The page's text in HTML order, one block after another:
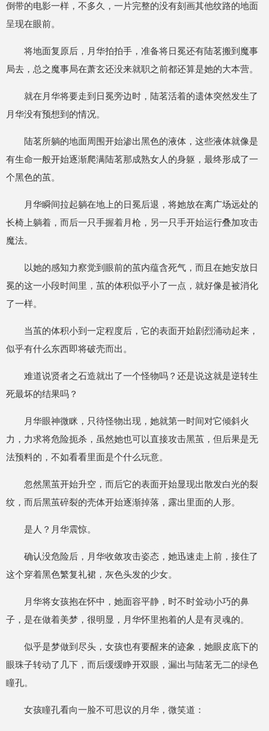
倒带的电影一样，不多久，一片完整的没有刻画其他纹路的地面
呈现在眼前。
将地面复原后，月华拍拍手，准备将日冕还有陆茗搬到魔事
局去，总之魔事局在萧玄还没来就职之前都还算是她的大本营。
就在月华将要走到日冕旁边时，陆茗活着的遗体突然发生了
月华没有预想到的情况。
陆茗所躺的地面周围开始渗出黑色的液体，这些液体就像是
有生命一般开始逐渐爬满陆茗那成熟女人的身躯，最终形成了一
个黑色的茧。
月华瞬间拉起躺在地上的日冕后退，将她放在离广场远处的
长椅上躺着，而后一只手握着月枪，另一只手开始运行叠加攻击
魔法。
以她的感知力察觉到眼前的茧内蕴含死气，而且在她安放日
冕的这一小段时间里，茧的体积似乎小了一点，就好像是被消化
了一样。
当茧的体积小到一定程度后，它的表面开始剧烈涌动起来，
似乎有什么东西即将破壳而出。
难道说贤者之石造就出了一个怪物吗？还是说这就是逆转生
死最坏的结果吗？
月华眼神微眯，只待怪物出现，她就第一时间对它倾斜火
力，力求将危险扼杀，虽然她也可以直接攻击黑茧，但后果是无
法预料的，不如看看里面是个什么玩意。
忽然黑茧开始升空，而后它的表面开始显现出散发白光的裂
纹，而后黑茧碎裂的壳体开始逐渐掉落，露出里面的人形。
是人？月华震惊。
确认没危险后，月华收敛攻击姿态，她迅速走上前，接住了
这个穿着黑色繁复礼裙，灰色头发的少女。
月华将女孩抱在怀中，她面容平静，时不时耸动小巧的鼻
子，是在做着美梦，很明显，月华怀里抱着的人是有灵魂的。
似乎是梦做到尽头，女孩也有要醒来的迹象，她眼皮底下的
眼珠子转动了几下，而后缓缓睁开双眼，漏出与陆茗无二的绿色
瞳孔。
女孩瞳孔看向一脸不可思议的月华，微笑道：